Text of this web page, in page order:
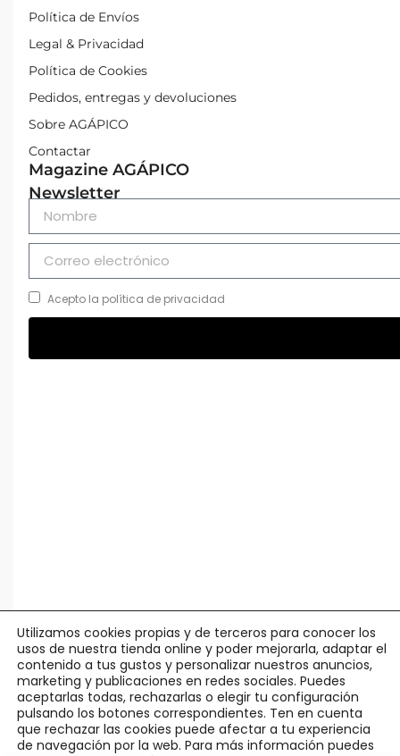
Política de Envíos
Legal & Privacidad
Política de Cookies
Pedidos, entregas y devoluciones
Sobre AGÁPICO
Contactar
Magazine AGÁPICO
Newsletter
Acepto la política de privacidad
© Agápico -Legal y Privacidad·Política Cookies·Condiciones
Uso·Pedidos y Devoluciones
Utilizamos cookies propias y de terceros para conocer los
usos de nuestra tienda online y poder mejorarla, adaptar el
contenido a tus gustos y personalizar nuestros anuncios,
marketing y publicaciones en redes sociales. Puedes
aceptarlas todas, rechazarlas o elegir tu configuración
pulsando los botones correspondientes. Ten en cuenta
que rechazar las cookies puede afectar a tu experiencia
de navegación por la web. Para más información puedes